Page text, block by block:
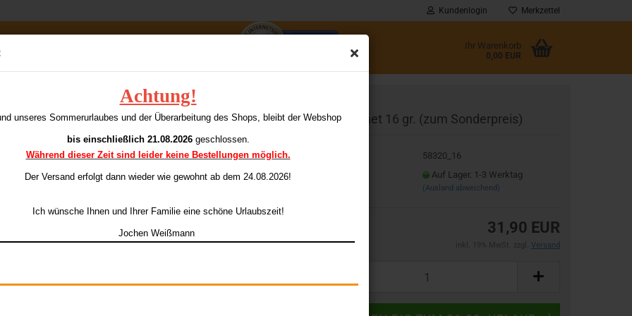
Achtung!
unseres Sommerurlaubes und der Überarbeitung des Shops, bleibt der Webshop
bis einschließlich 21.08.2026geschlossen.
Während dieser Zeit sind leider keine Bestellungen möglich.
Der Versand erfolgt dann wieder wie gewohnt ab dem 24.08.2026!
Ich wünsche Ihnen und Ihrer Familie eine schöne Urlaubszeit!
Jochen Weißmann
Kundenlogin
Passwort
Merkzettel
Ihr Warenkorb
0,00 EUR
Kategorie one80 Comet 16 gr. (zum Sonderpreis)
58320_16
Auf Lager. 1-3 Werktag
(Ausland abweichend)
31,90 EUR
Versand